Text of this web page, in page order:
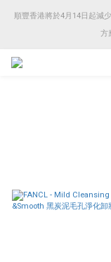
順豐香港將於4月14日起減
方
順豐香港將於4月14日起減
方
順豐香港將於4月14日起減